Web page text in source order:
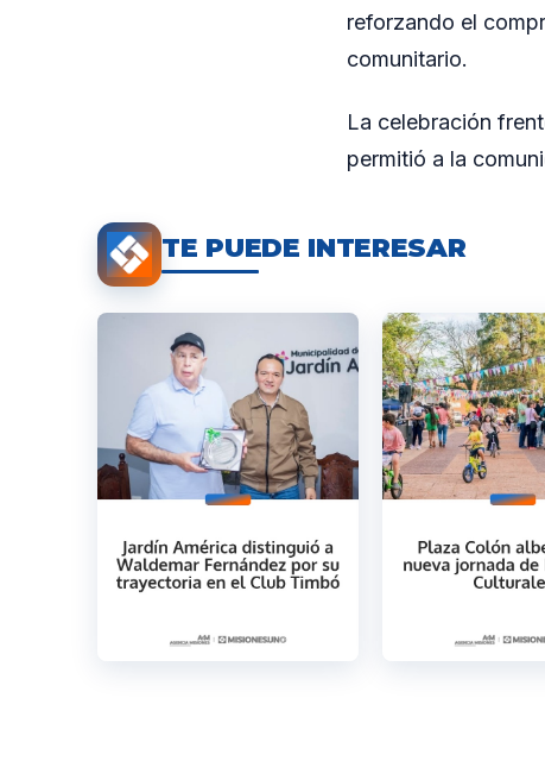
reforzando el
comunitario.
La celebración
permitió a la
TE PUEDE INTERESAR